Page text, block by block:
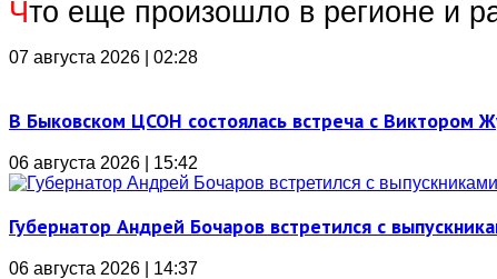
Что еще произошло в регионе и
07 августа 2026 | 02:28
В Быковском ЦСОН состоялась встреча с Виктором
06 августа 2026 | 15:42
Губернатор Андрей Бочаров встретился с
06 августа 2026 | 14:37